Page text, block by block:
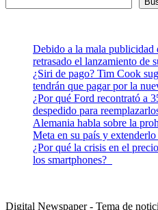
Debido a la mala
retrasado el lanzamiento de
¿Siri de pago? Tim Cook
tendrán que pagar por la
¿Por qué Ford recontrató a
despedido para
Alemania habla sobre la
Meta en su país y
¿Por qué la crisis en el
los smartphones?
Digital Newspaper - Tema de